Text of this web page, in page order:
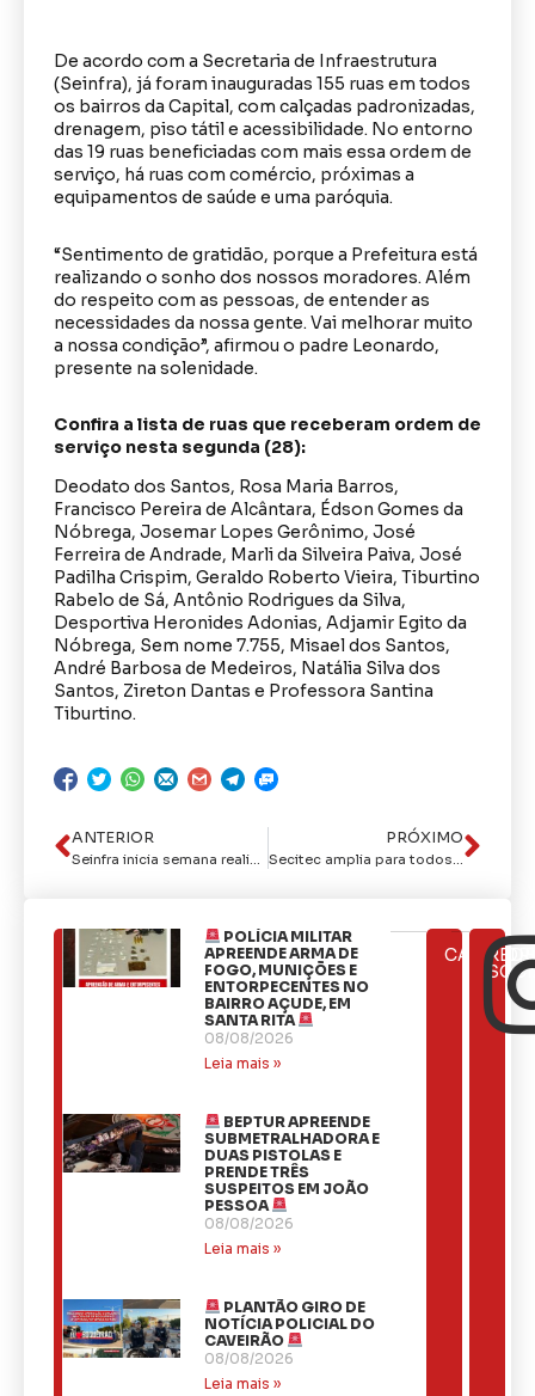
De acordo com a Secretaria de Infraestrutura
(Seinfra), já foram inauguradas 155 ruas em todos
os bairros da Capital, com calçadas padronizadas,
drenagem, piso tátil e acessibilidade. No entorno
das 19 ruas beneficiadas com mais essa ordem de
serviço, há ruas com comércio, próximas a
equipamentos de saúde e uma paróquia.
“Sentimento de gratidão, porque a Prefeitura está
realizando o sonho dos nossos moradores. Além
do respeito com as pessoas, de entender as
necessidades da nossa gente. Vai melhorar muito
a nossa condição”, afirmou o padre Leonardo,
presente na solenidade.
Confira a lista de ruas que receberam ordem de
serviço nesta segunda (28):
Deodato dos Santos, Rosa Maria Barros,
Francisco Pereira de Alcântara, Édson Gomes da
Nóbrega, Josemar Lopes Gerônimo, José
Ferreira de Andrade, Marli da Silveira Paiva, José
Padilha Crispim, Geraldo Roberto Vieira, Tiburtino
Rabelo de Sá, Antônio Rodrigues da Silva,
Desportiva Heronides Adonias, Adjamir Egito da
Nóbrega, Sem nome 7.755, Misael dos Santos,
André Barbosa de Medeiros, Natália Silva dos
Santos, Zireton Dantas e Professora Santina
Tiburtino.
ANTERIOR PRÓXIMO
ÚLTIMAS
NOTÍCIAS
POLÍCIA MILITAR
APREENDE ARMA DE
FOGO, MUNIÇÕES E
ENTORPECENTES NO
BAIRRO AÇUDE, EM
SANTA RITA
08/08/2026
Leia mais »
BEPTUR APREENDE
SUBMETRALHADORA E
DUAS PISTOLAS E
PRENDE TRÊS
SUSPEITOS EM JOÃO
PESSOA
08/08/2026
Leia mais »
PLANTÃO GIRO DE
NOTÍCIA POLICIAL DO
CAVEIRÃO
08/08/2026
Leia mais »